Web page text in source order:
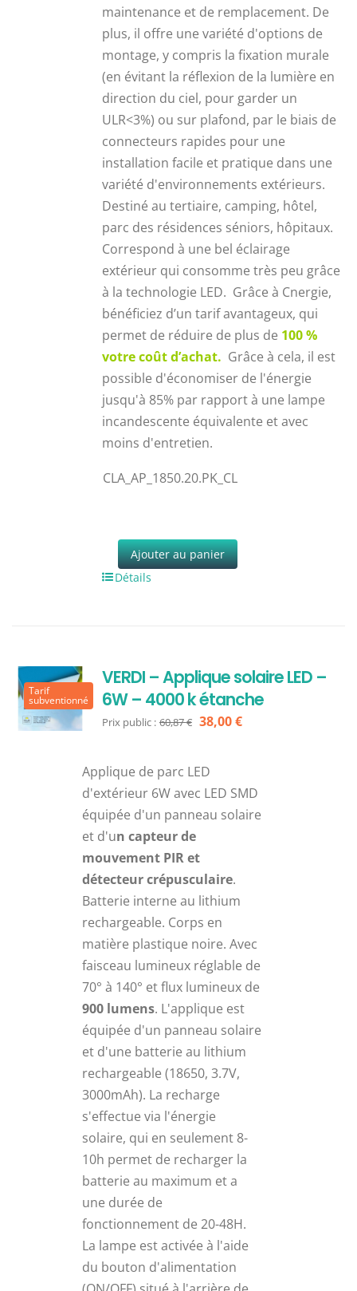
maintenance et de remplacement. De
plus, il offre une variété d'options de
montage, y compris la fixation murale
(en évitant la réflexion de la lumière en
direction du ciel, pour garder un
ULR<3%) ou sur plafond, par le biais de
connecteurs rapides pour une
installation facile et pratique dans une
variété d'environnements extérieurs.
Destiné au tertiaire, camping, hôtel,
parc des résidences séniors, hôpitaux.
Correspond à une bel éclairage
extérieur qui consomme très peu grâce
à la technologie LED. Grâce à Cnergie,
bénéficiez d’un tarif avantageux, qui
permet de réduire de plus de 100 %
votre coût d’achat. Grâce à cela, il est
possible d'économiser de l'énergie
jusqu'à 85% par rapport à une lampe
incandescente équivalente et avec
moins d'entretien.
CLA_AP_1850.20.PK_CL
Ajouter au panier
Détails
Tarif
subventionné
VERDI – Applique solaire LED –
6W – 4000 k étanche
Prix public : 60,87€ Le
initial
était :
60,87 €.
38,00€Le
est :
38,00 €.
Applique de parc LED
d'extérieur 6W avec LED SMD
équipée d'un panneau solaire
et d'un capteur de
mouvement PIR et
détecteur crépusculaire.
Batterie interne au lithium
rechargeable. Corps en
matière plastique noire. Avec
faisceau lumineux réglable de
70° à 140° et flux lumineux de
900 lumens. L'applique est
équipée d'un panneau solaire
et d'une batterie au lithium
rechargeable (18650, 3.7V,
3000mAh). La recharge
s'effectue via l'énergie
solaire, qui en seulement 8-
10h permet de recharger la
batterie au maximum et a
une durée de
fonctionnement de 20-48H.
La lampe est activée à l'aide
du bouton d'alimentation